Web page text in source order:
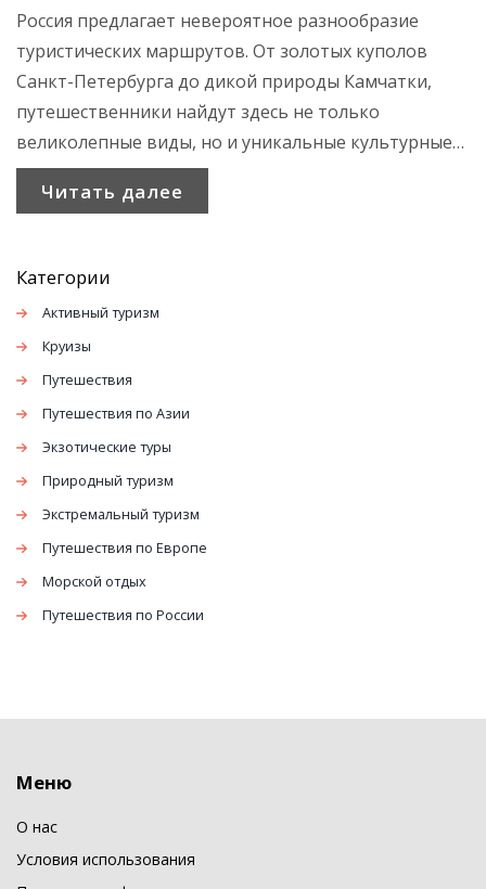
Россия предлагает невероятное разнообразие
туристических маршрутов. От золотых куполов
Санкт-Петербурга до дикой природы Камчатки,
путешественники найдут здесь не только
великолепные виды, но и уникальные культурные
впечатления. В этой статье представлены
популярные направления вместе с полезными
почему Россия становится все более популярным
местом для отдыха и какие места стоит посетить в
первую очередь.
Читать далее
Категории
Активный туризм
Круизы
Путешествия
Путешествия по Азии
Экзотические туры
Природный туризм
Экстремальный туризм
Путешествия по Европе
Морской отдых
Путешествия по России
Меню
О нас
Условия использования